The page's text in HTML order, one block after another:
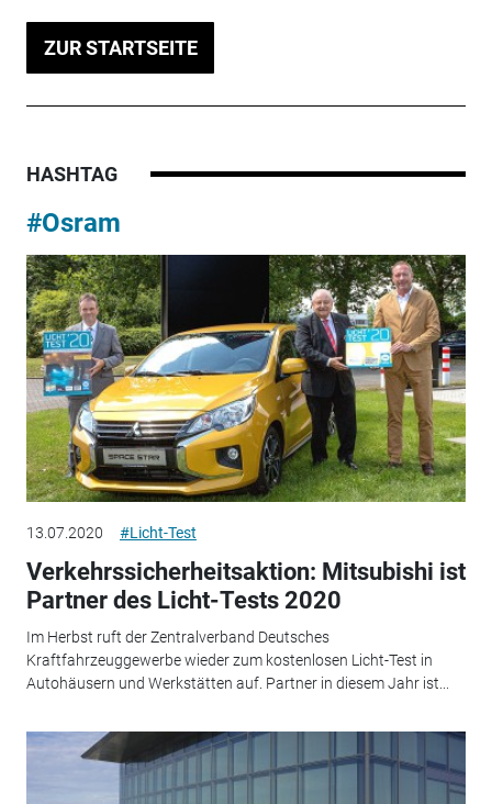
ZUR STARTSEITE
HASHTAG
#Osram
13.07.2020 #Licht-Test
Verkehrssicherheitsaktion: Mitsubishi ist
Partner des Licht-Tests 2020
Im Herbst ruft der Zentralverband Deutsches
Kraftfahrzeuggewerbe wieder zum kostenlosen Licht-Test in
Autohäusern und Werkstätten auf. Partner in diesem Jahr ist...